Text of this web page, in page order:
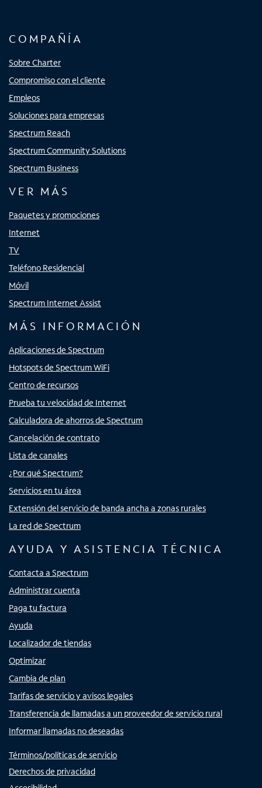
COMPAÑÍA
Sobre Charter
Compromiso con el cliente
Empleos
Soluciones para empresas
Spectrum Reach
Spectrum Community Solutions
Spectrum Business
VER MÁS
Paquetes y promociones
Internet
TV
Teléfono Residencial
Móvil
Spectrum Internet Assist
MÁS INFORMACIÓN
Aplicaciones de Spectrum
Hotspots de Spectrum WiFi
Centro de recursos
Prueba tu velocidad de Internet
Calculadora de ahorros de Spectrum
Cancelación de contrato
Lista de canales
¿Por qué Spectrum?
Servicios en tu área
Extensión del servicio de banda ancha a zonas rurales
La red de Spectrum
AYUDA Y ASISTENCIA TÉCNICA
Contacta a Spectrum
Administrar cuenta
Paga tu factura
Ayuda
Localizador de tiendas
Optimizar
Cambia de plan
Tarifas de servicio y avisos legales
Transferencia de llamadas a un proveedor de servicio rural
Informar llamadas no deseadas
Términos/políticas de servicio
Derechos de privacidad